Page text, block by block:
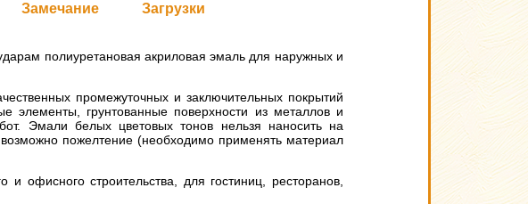
Замечание Загрузки
полиуретановая акриловая эмаль для наружных и
промежуточных и заключительных покрытий
элементы, грунтованные поверхности из металлов и
Эмали белых цветовых тонов нельзя наносить на
пожелтение (необходимо применять материал
офисного строительства, для гостиниц, ресторанов,